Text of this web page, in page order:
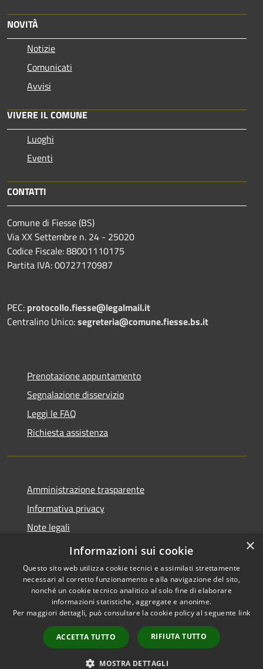
NOVITÀ
Notizie
Comunicati
Avvisi
VIVERE IL COMUNE
Luoghi
Eventi
CONTATTI
Comune di Fiesse (BS)
Via XX Settembre n. 24 - 25020
Codice Fiscale: 88001110175
Partita IVA: 00727170987
PEC: protocollo.fiesse@legalmail.it
Centralino Unico:segreteria@comune.fiesse.bs.it
Prenotazione appuntamento
Segnalazione disservizio
Leggi le FAQ
Richiesta assistenza
Amministrazione trasparente
Informativa privacy
Note legali
Dichiarazione di accessibilità
Accessibilità
Copyright © 2026 • Comune di
Fiesse • Powered by
Municipium•
Accesso
redazione
×
Informazioni sui cookie
Questo sito web utilizza cookie tecnici e assimilati strettamente
necessari al corretto funzionamento e alla navigazione del sito,
nonché un cookie tecnico analitico al solo fine di elaborare
informazioni statistiche, aggregate e anonime.
Per maggiori dettagli, può consultare la cookie policy al seguente link
ACCETTA TUTTO RIFIUTA TUTTO
MOSTRA DETTAGLI